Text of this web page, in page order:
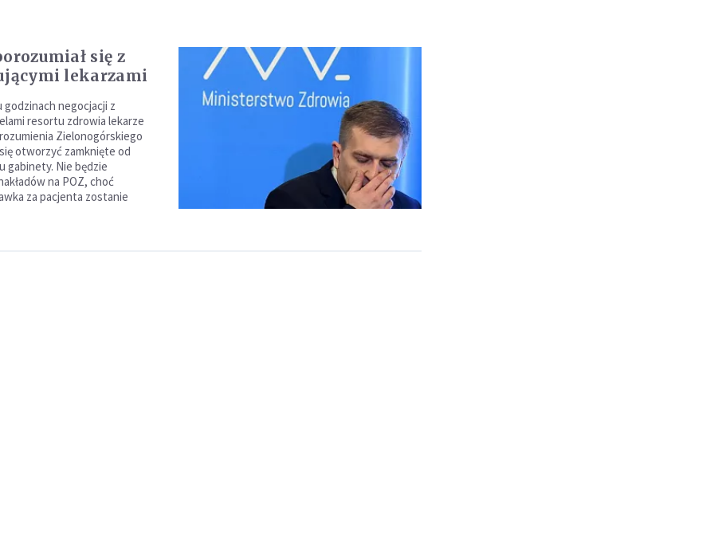
się z
lekarzami
godzinach negocjacji z
resortu zdrowia lekarze
Zielonogórskiego
otworzyć zamknięte od
gabinety. Nie będzie
na POZ, choć
za pacjenta zostanie